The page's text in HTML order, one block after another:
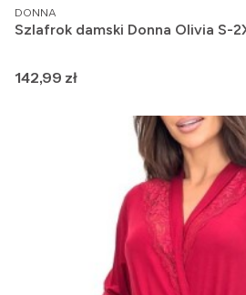
PRODUCENT
DONNA
Szlafrok damski Donna Olivia S-
Cena
142,99 zł